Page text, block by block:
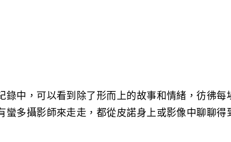
中，可以看到除了形而上的故事和情緒，彷彿每
多攝影師來走走，都從皮諾身上或影像中聊聊得